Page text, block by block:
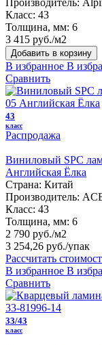
Класс: 43
Толщина, мм: 6
3 415 руб./м2
Добавить в корзину
В избранное В
Сравнить
43
класс
Распродажа
Виниловый SPC
Английская Ёлка
Страна: Китай
Производитель:
Класс: 43
Толщина, мм: 6
2 790 руб./м2
3 254,26 руб./упак
Рассчитать
В избранное В
Сравнить
33/43
класс